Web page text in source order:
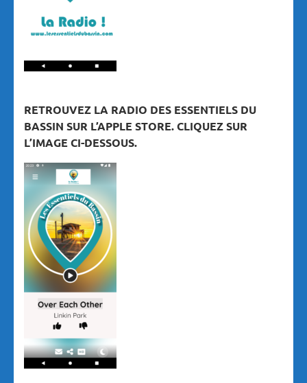
RETROUVEZ LA RADIO DES ESSENTIELS DU
BASSIN SUR L’APPLE STORE. CLIQUEZ SUR
L’IMAGE CI-DESSOUS.